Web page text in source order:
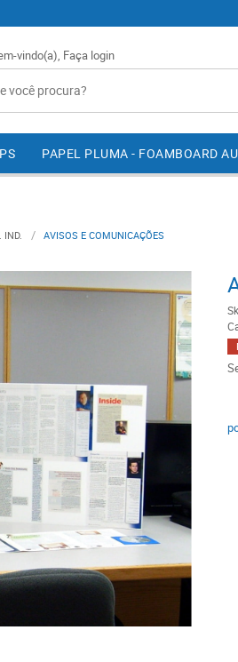
vindo(a), Faça login
PAPEL PLUMA - FOAMBOARD
IND. AVISOS E COMUNICAÇÕES